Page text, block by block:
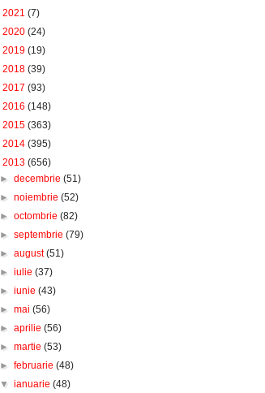
2021 (7)
2020 (24)
2019 (19)
2018 (39)
2017 (93)
2016 (148)
2015 (363)
2014 (395)
2013 (656)
►decembrie(51)
►noiembrie(52)
►octombrie(82)
►septembrie(79)
►august(51)
►iulie(37)
►iunie(43)
►mai(56)
►aprilie(56)
►martie(53)
►februarie(48)
▼ianuarie(48)